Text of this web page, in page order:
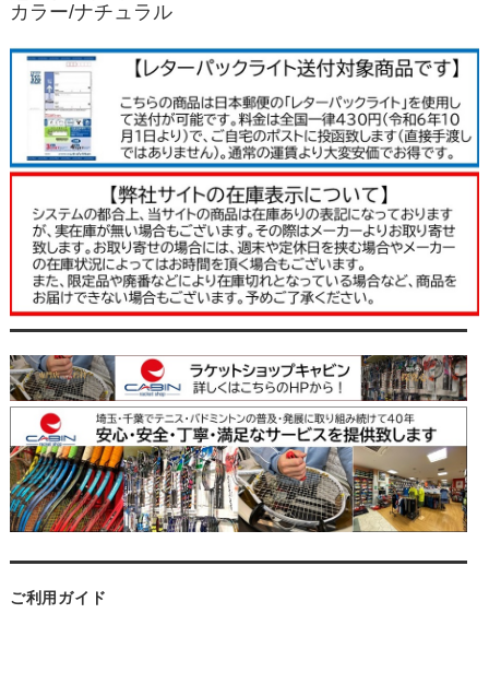
カラー/ナチュラル
ご利用ガイド